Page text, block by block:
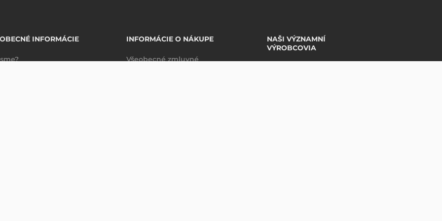
INFORMÁCIE INFORMÁCIE O NÁKUPE
Všeobecné zmluvné
NAŠI VÝZNAMNÍ
VÝROBCOVIA